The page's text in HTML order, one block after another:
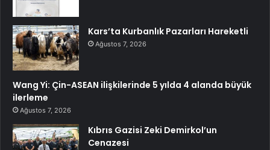
Kars’ta Kurbanlık Pazarları Hareketli
Ağustos 7, 2026
Wang Yi: Çin-ASEAN ilişkilerinde 5 yılda 4 alanda büyük
ilerleme
Ağustos 7, 2026
Kıbrıs Gazisi Zeki Demirkol’un
Cenazesi